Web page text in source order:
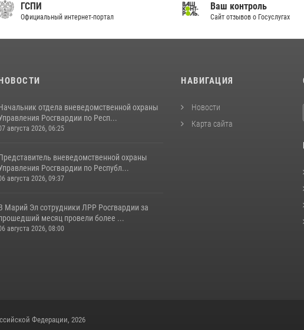
ГСПИ
Официальный интернет-портал
Ваш контроль
Сайт отзывов о Госуслугах
отдела вневедомственной охраны
Росгвардии по Респ...
августа 2026, 06:25
вневедомственной охраны
Росгвардии по Республ...
августа 2026, 09:37
Марий Эл сотрудники ЛРР Росгвардии за
месяц провели более ...
августа 2026, 08:00
НАВИГАЦИЯ
Новости
Карта сайта
Федерации, 2026